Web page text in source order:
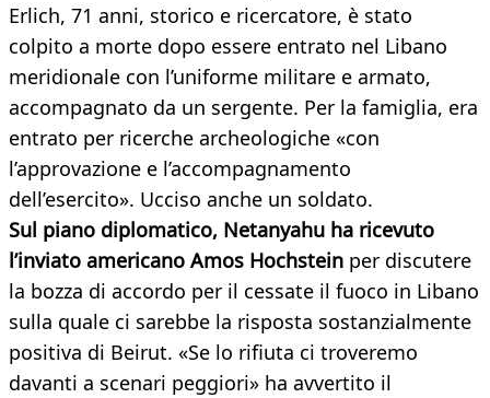
Erlich, 71 anni, storico e ricercatore, è stato
colpito a morte dopo essere entrato nel Libano
meridionale con l’uniforme militare e armato,
accompagnato da un sergente. Per la famiglia, era
entrato per ricerche archeologiche «con
l’approvazione e l’accompagnamento
dell’esercito». Ucciso anche un soldato.
Sul piano diplomatico, Netanyahu ha ricevuto
l’inviato americano Amos Hochstein per discutere
la bozza di accordo per il cessate il fuoco in Libano
sulla quale ci sarebbe la risposta sostanzialmente
positiva di Beirut. «Se lo rifiuta ci troveremo
davanti a scenari peggiori» ha avvertito il